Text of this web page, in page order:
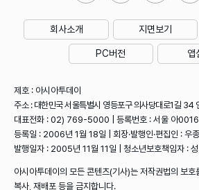
회사소개 지면보기
PC버전 앱
제호 : 아시아투데이
주소 : 대한민국 서울특별시 영등포구 의사당대로1길 34
대표전화 : 02) 769-5000 | 등록번호 : 서울 아
등록일 : 2006년 1월 18일 | 회장·발행인·편집인 : 우
발행일자 : 2005년 11월 11일 | 청소년보호책임자 : 성
아시아투데이의 모든 콘텐츠(기사)는 저작권법의 보호
복사, 재배포 등을 금지합니다.